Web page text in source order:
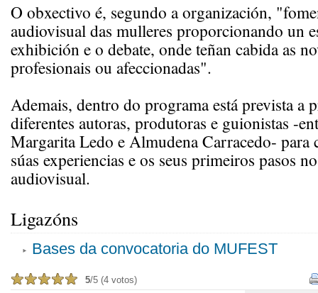
O obxectivo é, segundo a organización,
audiovisual das mulleres proporcionando un
exhibición e o debate, onde teñan cabida as
profesionais ou afeccionadas".
Ademais, dentro do programa está prevista a
diferentes autoras, produtoras e guionistas -
Margarita Ledo e Almudena Carracedo- para
súas experiencias e os seus primeiros pasos
audiovisual.
Ligazóns
Bases da convocatoria do MUFEST
5/5 (4 votos)